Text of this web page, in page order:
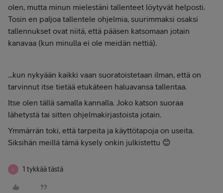
olen, mutta minun mielestäni tallenteet löytyvät helposti.
Tosin en paljoa tallentele ohjelmia, suurimmaksi osaksi
tallennukset ovat niitä, että pääsen katsomaan jotain
kanavaa (kun minulla ei ole meidän nettiä).
...kun nykyään kaikki vaan suoratoistetaan ilman, että on
tarvinnut itse tietää etukäteen haluavansa tallentaa.
Itse olen tällä samalla kannalla. Joko katson suoraa
lähetystä tai sitten ohjelmakirjastoista jotain.
Ymmärrän toki, että tarpeita ja käyttötapoja on useita.
Siksihän meillä tämä kysely onkin julkistettu 😊
S 1 tykkää tästä